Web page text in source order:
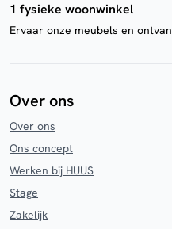
1 fysieke woonwinkel
Ervaar onze meubels en
Over ons
Over ons
Ons concept
Werken bij HUUS
Stage
Zakelijk